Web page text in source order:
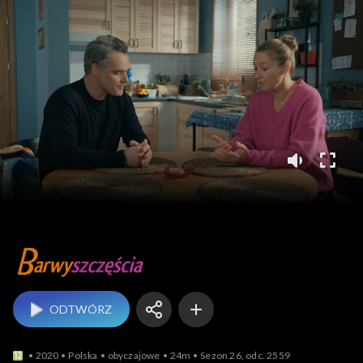
Barwy szczęścia
ODTWÓRZ
2020 Polska obyczajowe 24m Sezon 26, odc. 2559